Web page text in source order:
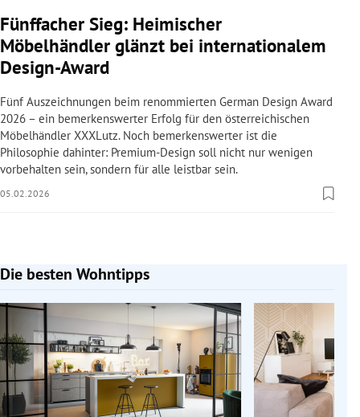
Fünffacher Sieg: Heimischer
Möbelhändler glänzt bei internationalem
Design-Award
Fünf Auszeichnungen beim renommierten German Design Award
2026 – ein bemerkenswerter Erfolg für den österreichischen
Möbelhändler XXXLutz. Noch bemerkenswerter ist die
Philosophie dahinter: Premium-Design soll nicht nur wenigen
vorbehalten sein, sondern für alle leistbar sein.
05.02.2026
Die besten Wohntipps
Slide 1 von 10